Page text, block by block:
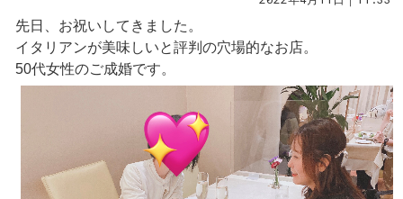
先日、お祝いしてきました。
イタリアンが美味しいと評判の穴場的なお店。
50代女性のご成婚です。